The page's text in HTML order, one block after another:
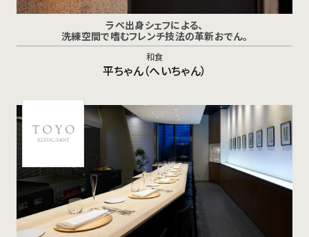
ラペ出身シェフによる、
洗練空間で嗜むフレンチ技法の革新おでん。
和食
平ちゃん（へいちゃん）